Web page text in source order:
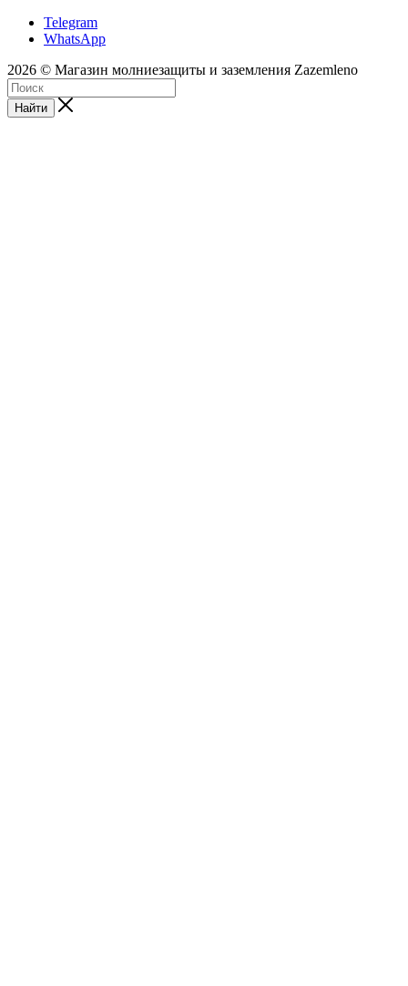
Telegram
WhatsApp
2026 © Магазин молниезащиты и заземления Zazemleno
Найти